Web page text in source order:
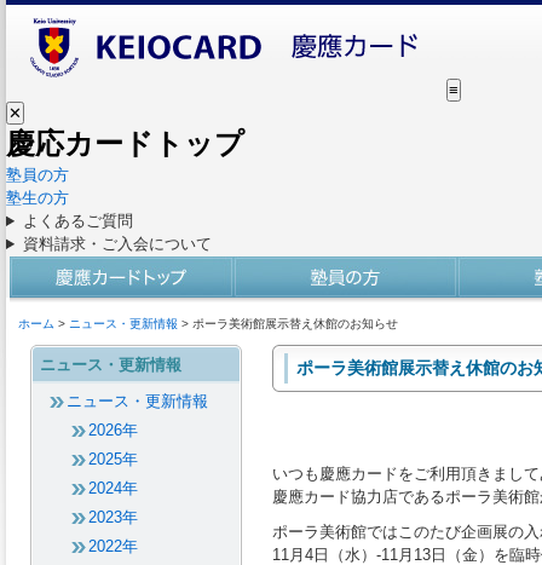
≡
✕
慶応カードトップ
塾員の方
塾生の方
よくあるご質問
資料請求・ご入会について
ホーム > ニュース・更新情報 > ポーラ美術館展示替え休館のお知らせ
ニュース・更新情報
ニュース・更新情報
2026年
2025年
2024年
2023年
2022年
ポーラ美術館展示替え休館のお
いつも慶應カードをご利用頂きまし
慶應カード協力店であるポーラ美術
ポーラ美術館ではこのたび企画展の
11月4日（水）-11月13日（金）を臨